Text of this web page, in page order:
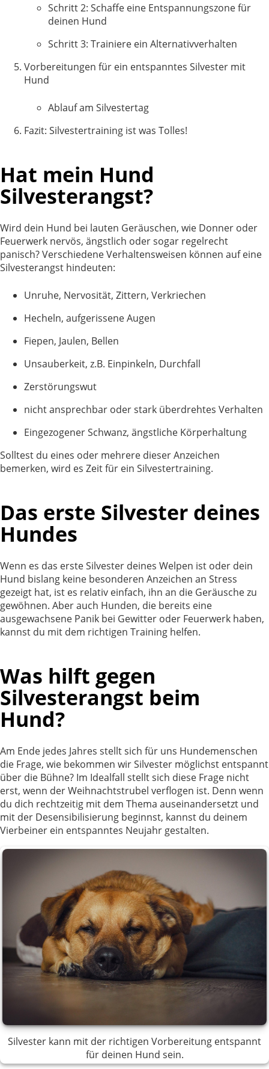
Schritt 2: Schaffe eine Entspannungszone für
deinen Hund
Schritt 3: Trainiere ein Alternativverhalten
Vorbereitungen für ein entspanntes Silvester mit
Hund
Ablauf am Silvestertag
Fazit: Silvestertraining ist was Tolles!
Hat mein Hund
Silvesterangst?
Wird dein Hund bei lauten Geräuschen, wie Donner oder
Feuerwerk nervös, ängstlich oder sogar regelrecht
panisch? Verschiedene Verhaltensweisen können auf eine
Silvesterangst hindeuten:
Unruhe, Nervosität, Zittern, Verkriechen
Hecheln, aufgerissene Augen
Fiepen, Jaulen, Bellen
Unsauberkeit, z.B. Einpinkeln, Durchfall
Zerstörungswut
nicht ansprechbar oder stark überdrehtes Verhalten
Eingezogener Schwanz, ängstliche Körperhaltung
Solltest du eines oder mehrere dieser Anzeichen
bemerken, wird es Zeit für ein Silvestertraining.
Das erste Silvester deines
Hundes
Wenn es das erste Silvester deines Welpen ist oder dein
Hund bislang keine besonderen Anzeichen an Stress
gezeigt hat, ist es relativ einfach, ihn an die Geräusche zu
gewöhnen. Aber auch Hunden, die bereits eine
ausgewachsene Panik bei Gewitter oder Feuerwerk haben,
kannst du mit dem richtigen Training helfen.
Was hilft gegen
Silvesterangst beim
Hund?
Am Ende jedes Jahres stellt sich für uns Hundemenschen
die Frage, wie bekommen wir Silvester möglichst entspannt
über die Bühne? Im Idealfall stellt sich diese Frage nicht
erst, wenn der Weihnachtstrubel verflogen ist. Denn wenn
du dich rechtzeitig mit dem Thema auseinandersetzt und
mit der Desensibilisierung beginnst, kannst du deinem
Vierbeiner ein entspanntes Neujahr gestalten.
Silvester kann mit der richtigen Vorbereitung entspannt
für deinen Hund sein.